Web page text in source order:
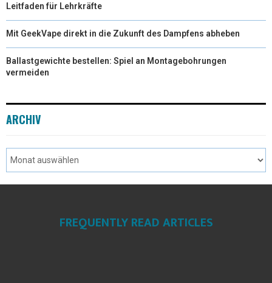
Leitfaden für Lehrkräfte
Mit GeekVape direkt in die Zukunft des Dampfens abheben
Ballastgewichte bestellen: Spiel an Montagebohrungen
vermeiden
ARCHIV
FREQUENTLY READ ARTICLES